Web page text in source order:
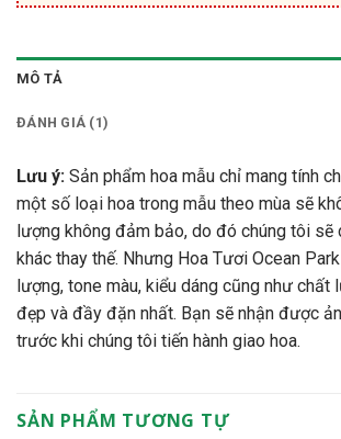
MÔ TẢ
ĐÁNH GIÁ (1)
Lưu ý: Sản phẩm hoa mẫu chỉ mang tính
một số loại hoa trong mẫu theo mùa sẽ
lượng không đảm bảo, do đó chúng tôi sẽ
khác thay thế. Nhưng Hoa Tươi Ocean
lượng, tone màu, kiểu dáng cũng như chất
đẹp và đầy đặn nhất. Bạn sẽ nhận được
trước khi chúng tôi tiến hành giao hoa.
SẢN PHẨM TƯƠNG TỰ